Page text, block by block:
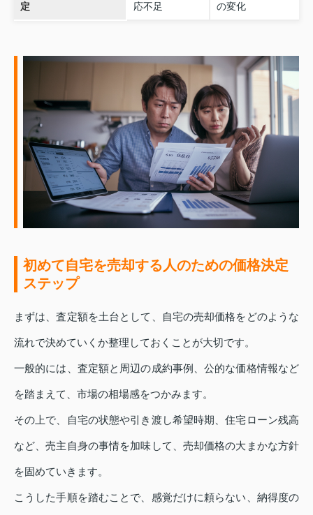
定
応不足
の変化
初めて自宅を売却する人のための価格決定
ステップ
まずは、査定額を土台として、自宅の売却価格をどのような
流れで決めていくか整理しておくことが大切です。
一般的には、査定額と周辺の成約事例、公的な価格情報など
を踏まえて、市場の相場感をつかみます。
その上で、自宅の状態や引き渡し希望時期、住宅ローン残高
など、売主自身の事情を加味して、売却価格の大まかな方針
を固めていきます。
こうした手順を踏むことで、感覚だけに頼らない、納得度の